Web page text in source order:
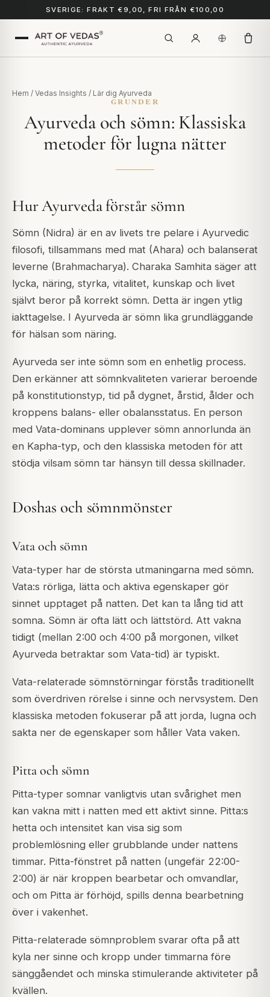
SVERIGE: FRAKT €9,00, FRI FRÅN €100,00
Hem / Vedas Insights / Lär dig Ayurveda
GRUNDER
Ayurveda och sömn: Klassiska
metoder för lugna nätter
Hur Ayurveda förstår sömn
Sömn (Nidra) är en av livets tre pelare i Ayurvedic
filosofi, tillsammans med mat (Ahara) och balanserat
leverne (Brahmacharya). Charaka Samhita säger att
lycka, näring, styrka, vitalitet, kunskap och livet
självt beror på korrekt sömn. Detta är ingen ytlig
iakttagelse. I Ayurveda är sömn lika grundläggande
för hälsan som näring.
Ayurveda ser inte sömn som en enhetlig process.
Den erkänner att sömnkvaliteten varierar beroende
på konstitutionstyp, tid på dygnet, årstid, ålder och
kroppens balans- eller obalansstatus. En person
med Vata-dominans upplever sömn annorlunda än
en Kapha-typ, och den klassiska metoden för att
stödja vilsam sömn tar hänsyn till dessa skillnader.
Doshas och sömnmönster
Vata och sömn
Vata-typer har de största utmaningarna med sömn.
Vata:s rörliga, lätta och aktiva egenskaper gör
sinnet upptaget på natten. Det kan ta lång tid att
somna. Sömn är ofta lätt och lättstörd. Att vakna
tidigt (mellan 2:00 och 4:00 på morgonen, vilket
Ayurveda betraktar som Vata-tid) är typiskt.
Vata-relaterade sömnstörningar förstås traditionellt
som överdriven rörelse i sinne och nervsystem. Den
klassiska metoden fokuserar på att jorda, lugna och
sakta ner de egenskaper som håller Vata vaken.
Pitta och sömn
Pitta-typer somnar vanligtvis utan svårighet men
kan vakna mitt i natten med ett aktivt sinne. Pitta:s
hetta och intensitet kan visa sig som
problemlösning eller grubblande under nattens
timmar. Pitta-fönstret på natten (ungefär 22:00-
2:00) är när kroppen bearbetar och omvandlar,
och om Pitta är förhöjd, spills denna bearbetning
över i vakenhet.
Pitta-relaterade sömnproblem svarar ofta på att
kyla ner sinne och kropp under timmarna före
sänggåendet och minska stimulerande aktiviteter på
kvällen.